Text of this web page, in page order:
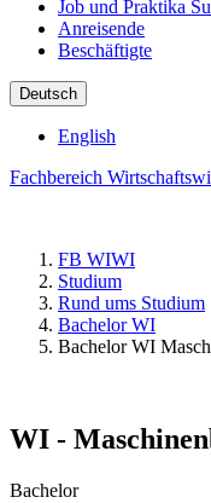
Job und Praktika
Anreisende
Beschäftigte
Deutsch
English
Fachbereich
FB WIWI
Studium
Rund ums Studium
Bachelor WI
Bachelor WI
WI -
Bachelor